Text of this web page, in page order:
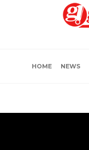
HOME NEWS